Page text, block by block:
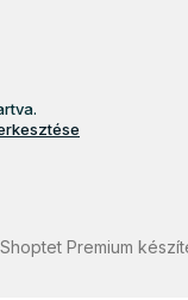
matrac 200x200
Shoptet Premium